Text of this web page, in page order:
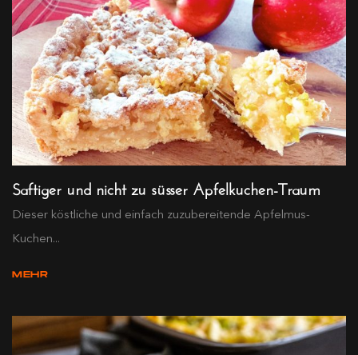
Saftiger und nicht zu süsser Apfelkuchen-Traum
Dieser köstliche und einfach zuzubereitende Apfelmus-
Kuchen...
MEHR